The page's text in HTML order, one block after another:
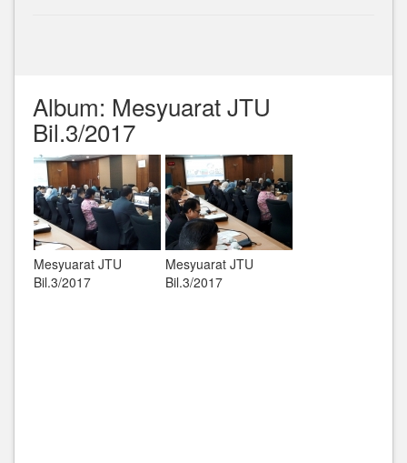
Album: Mesyuarat JTU
Bil.3/2017
Mesyuarat JTU
Bil.3/2017
Mesyuarat JTU
Bil.3/2017